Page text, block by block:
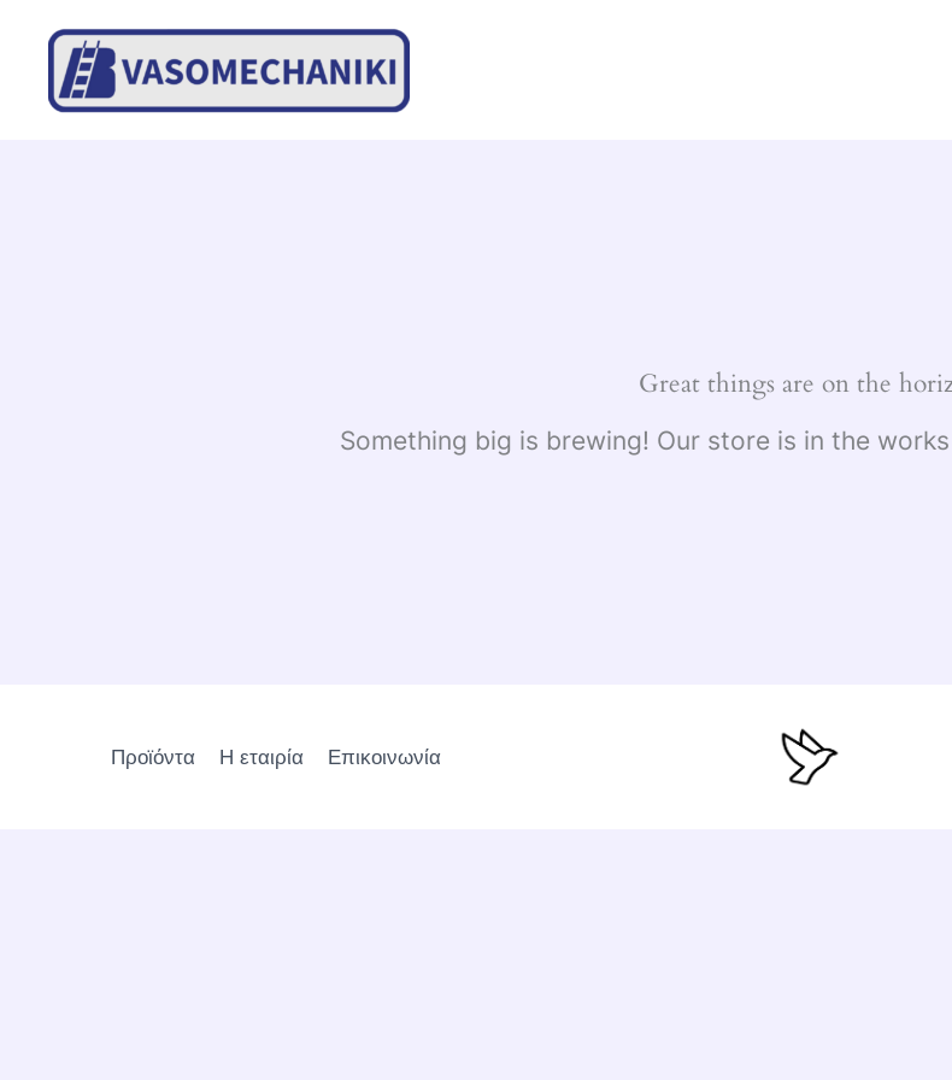
content
Great things are on the
Something big is brewing! Our store is in the
Προϊόντα Η εταιρία Επικοινωνία